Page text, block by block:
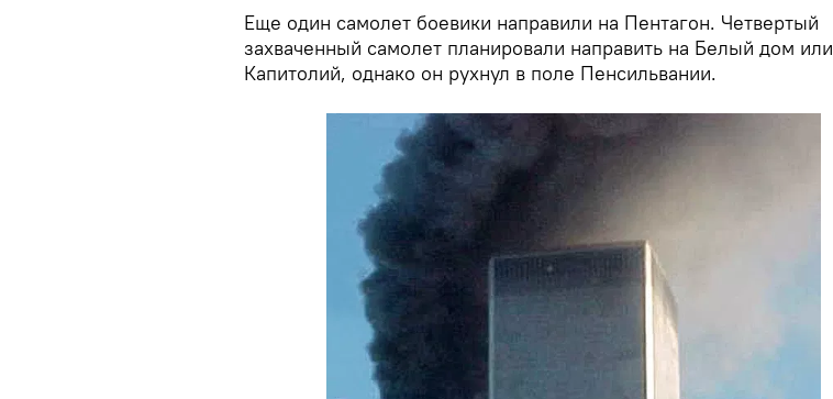
Еще один самолет боевики направили на Пентагон. Четвертый
захваченный самолет планировали направить на Белый дом или
Капитолий, однако он рухнул в поле Пенсильвании.